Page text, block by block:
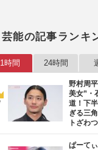
芸能の記事ランキ
1時間 24時間
野村周
美女”・
道！下
ぎる三
トざわ
ぱーて